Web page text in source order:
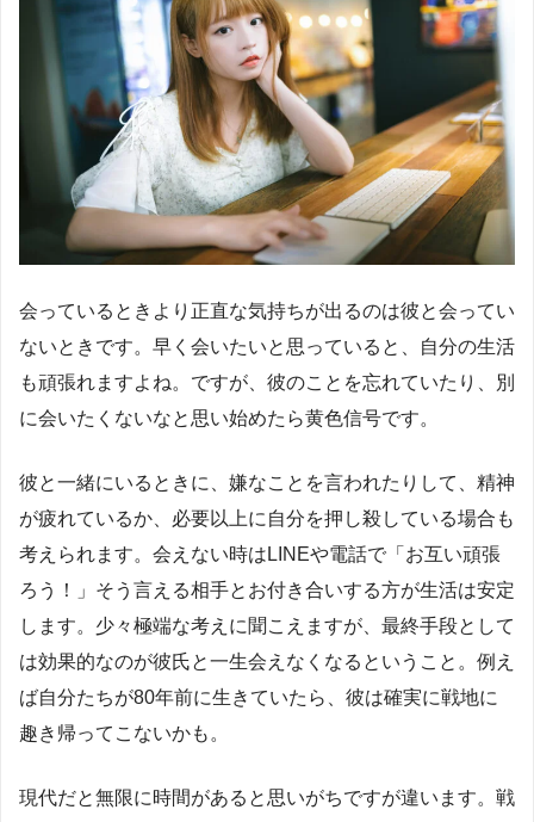
会っているときより正直な気持ちが出るのは彼と会ってい
ないときです。早く会いたいと思っていると、自分の生活
も頑張れますよね。ですが、彼のことを忘れていたり、別
に会いたくないなと思い始めたら黄色信号です。
彼と一緒にいるときに、嫌なことを言われたりして、精神
が疲れているか、必要以上に自分を押し殺している場合も
考えられます。会えない時はLINEや電話で「お互い頑張
ろう！」そう言える相手とお付き合いする方が生活は安定
します。少々極端な考えに聞こえますが、最終手段として
は効果的なのが彼氏と一生会えなくなるということ。例え
ば自分たちが80年前に生きていたら、彼は確実に戦地に
趣き帰ってこないかも。
現代だと無限に時間があると思いがちですが違います。戦